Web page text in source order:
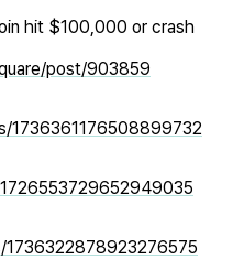
hit $100,000 or crash
post/903859
1736361176508899732